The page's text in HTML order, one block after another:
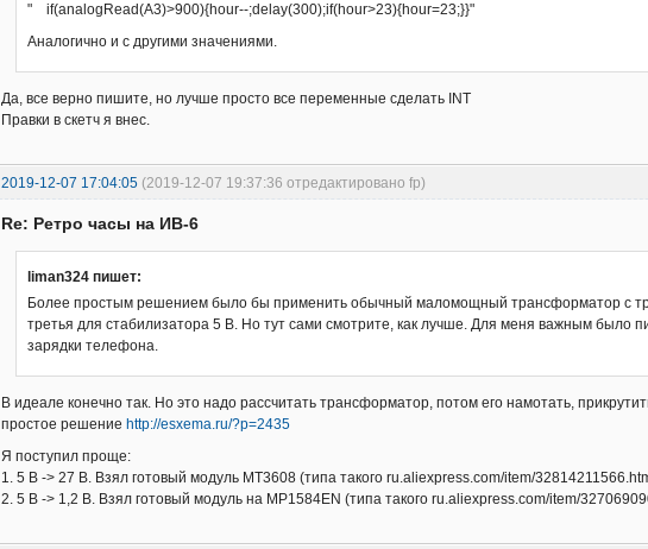
" if(analogRead(A3)>900){hour--;delay(300);if(hour>23){hour=23;}}"
Аналогично и с другими значениями.
Да, все верно пишите, но лучше просто все переменные сделать INT
Правки в скетч я внес.
2019-12-07 17:04:05 (2019-12-07 19:37:36 отредактировано fp)
Re: Ретро часы на ИВ-6
liman324 пишет:
Более простым решением было бы применить обычный маломощный трансформатор с
третья для стабилизатора 5 В. Но тут сами смотрите, как лучше. Для меня важным было
зарядки телефона.
В идеале конечно так. Но это надо рассчитать трансформатор, потом его намотать,
простое решение http://esxema.ru/?p=2435
Я поступил проще:
1. 5 В -> 27 В. Взял готовый модуль MT3608 (типа такого ru.aliexpress.com/item/
2. 5 В -> 1,2 В. Взял готовый модуль на MP1584EN (типа такого ru.aliexpress.com/item/